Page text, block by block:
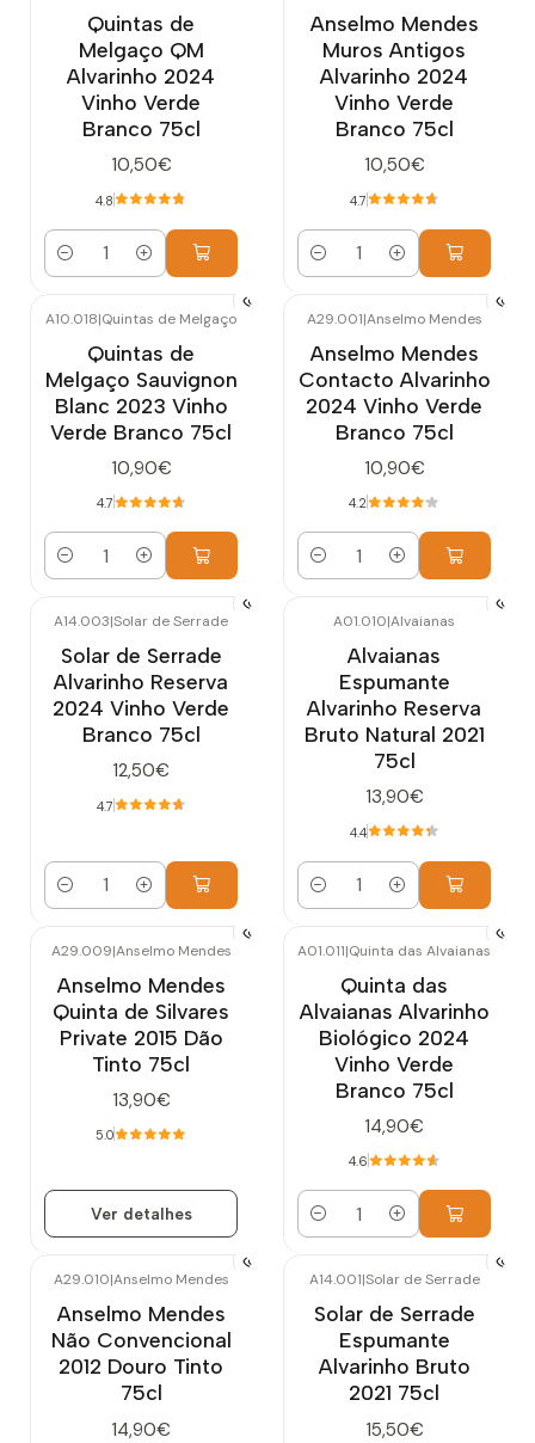
Quintas de
Melgaço QM
Alvarinho 2024
Vinho Verde
Branco 75cl
10,50€
4.8
Quantidade
Anselmo Mendes
Muros Antigos
Alvarinho 2024
Vinho Verde
Branco 75cl
10,50€
4.7
Quantidade
A10.018|Quintas de Melgaço
Quintas de
Melgaço Sauvignon
Blanc 2023 Vinho
Verde Branco 75cl
10,90€
4.7
Quantidade
A29.001|Anselmo Mendes
Anselmo Mendes
Contacto Alvarinho
2024 Vinho Verde
Branco 75cl
10,90€
4.2
Quantidade
A14.003|Solar de Serrade
Solar de Serrade
Alvarinho Reserva
2024 Vinho Verde
Branco 75cl
12,50€
4.7
Quantidade
A01.010|Alvaianas
Alvaianas
Espumante
Alvarinho Reserva
Bruto Natural 2021
75cl
13,90€
4.4
Quantidade
A29.009|Anselmo Mendes
Anselmo Mendes
Quinta de Silvares
Private 2015 Dão
Tinto 75cl
13,90€
5.0
Ver detalhes
A01.011|Quinta das Alvaianas
Quinta das
Alvaianas Alvarinho
Biológico 2024
Vinho Verde
Branco 75cl
14,90€
4.6
Quantidade
A29.010|Anselmo Mendes
Anselmo Mendes
Não Convencional
2012 Douro Tinto
75cl
14,90€
A14.001|Solar de Serrade
Solar de Serrade
Espumante
Alvarinho Bruto
2021 75cl
15,50€